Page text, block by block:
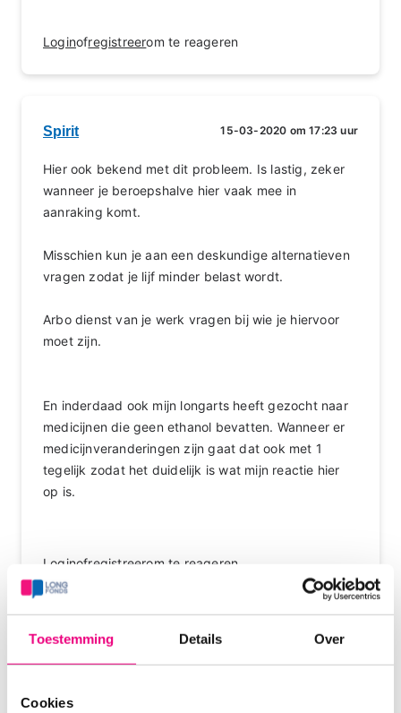
Toestemming Details Over
Cookies
Loginofregistreerom te reageren
Spirit 15-03-2020 om 17:23 uur
Hier ook bekend met dit probleem. Is lastig, zeker
wanneer je beroepshalve hier vaak mee in
aanraking komt.
Misschien kun je aan een deskundige alternatieven
vragen zodat je lijf minder belast wordt.
Arbo dienst van je werk vragen bij wie je hiervoor
moet zijn.
En inderdaad ook mijn longarts heeft gezocht naar
medicijnen die geen ethanol bevatten. Wanneer er
medicijnveranderingen zijn gaat dat ook met 1
tegelijk zodat het duidelijk is wat mijn reactie hier
op is.
Loginofregistreerom te reageren